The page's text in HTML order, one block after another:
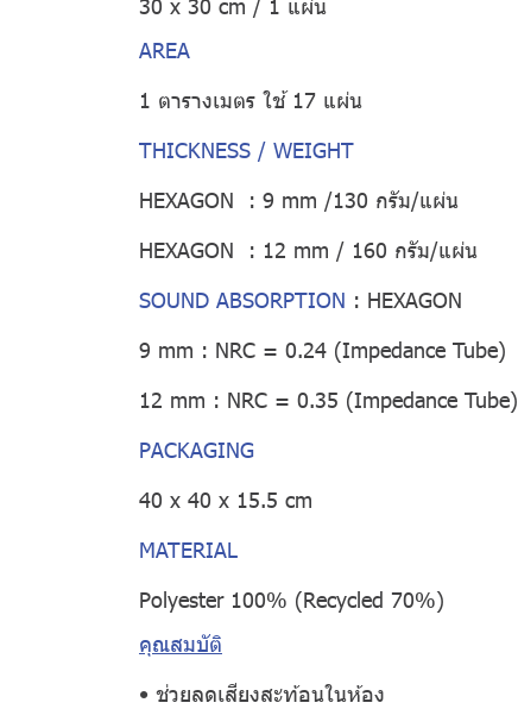
30 x 30 cm / 1 แผ่น
AREA
1 ตารางเมตร ใช้ 17 แผ่น
THICKNESS / WEIGHT
HEXAGON : 9 mm /130 กรัม/แผ่น
HEXAGON : 12 mm / 160 กรัม/แผ่น
SOUND ABSORPTION : HEXAGON
9 mm : NRC = 0.24 (Impedance Tube)
12 mm : NRC = 0.35 (Impedance Tube)
PACKAGING
40 x 40 x 15.5 cm
MATERIAL
Polyester 100% (Recycled 70%)
คุณสมบัติ
• ช่วยลดเสียงสะท้อนในห้อง